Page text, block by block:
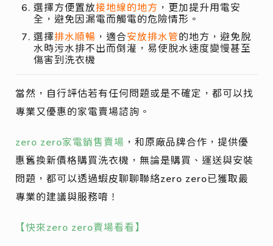
選擇方便置放接地線的地方 ，更加提升用電安
全，避免因漏電而觸電的危險情形。
選擇排水順暢 ，適合安放排水管的地方，避免脫
水時污水排不出而倒灌，易使脫水速度變慢甚至
傷害到洗衣機
當然，自行評估若有任何問題或是不確定，都可以找
專業又優惠的家電賣場諮詢。
zero zero家電銷售賣場 ，和原廠品牌合作，提供優
惠舊換新價格購買洗衣機，無論是購買、運送與安裝
問題，都可以透過蝦皮聊聊聯絡zero zero已獲取最
專業的建議與服務唷！
【快來zero zero賣場看看】